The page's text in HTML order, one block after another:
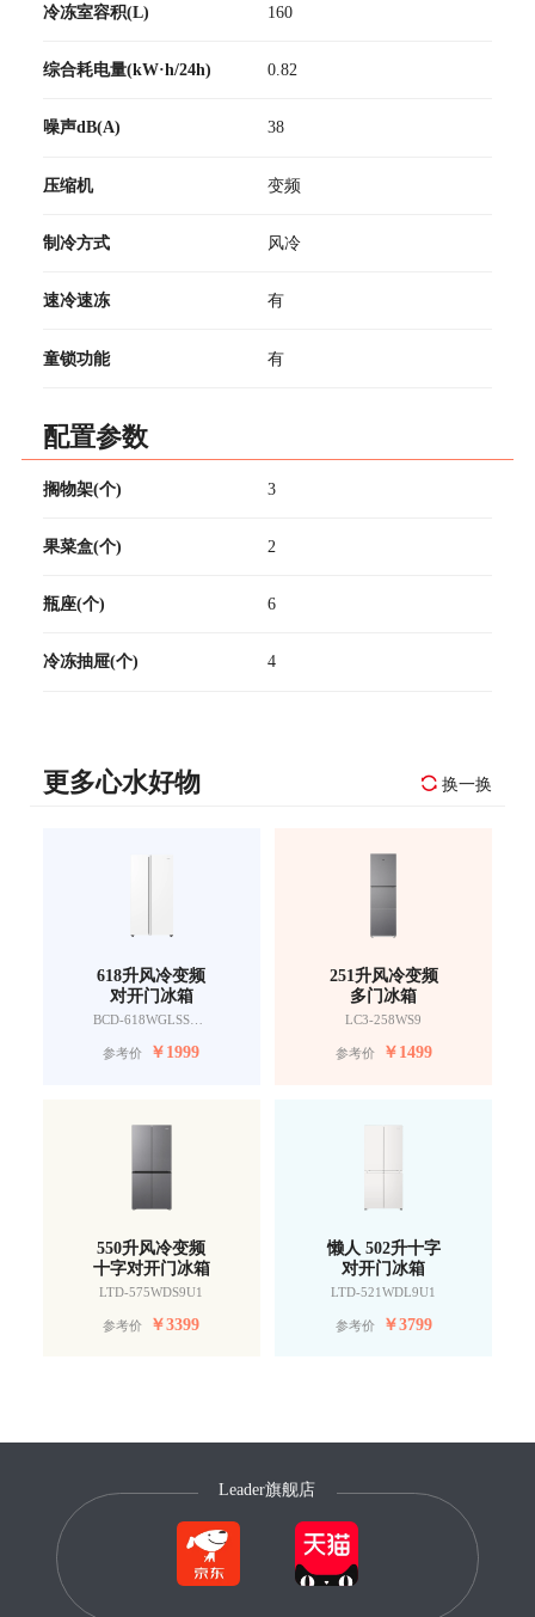
冷冻室容积(L) 160
综合耗电量(kW·h/24h) 0.82
噪声dB(A) 38
压缩机 变频
制冷方式 风冷
速冷速冻 有
童锁功能 有
配置参数
搁物架(个) 3
果菜盒(个) 2
瓶座(个) 6
冷冻抽屉(个) 4
更多心水好物 换一换
618升风冷变频
对开门冰箱
BCD-618WGLSSEDW9
参考价 ￥1999
251升风冷变频
多门冰箱
LC3-258WS9
参考价 ￥1499
550升风冷变频
十字对开门冰箱
LTD-575WDS9U1
参考价 ￥3399
懒人 502升十字
对开门冰箱
LTD-521WDL9U1
参考价 ￥3799
Leader旗舰店